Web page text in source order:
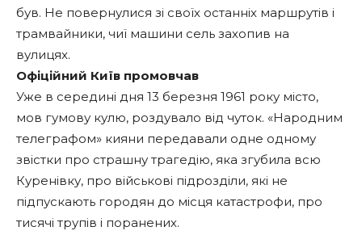
був. Не повернулися зі своїх останніх маршрутів і
трамвайники, чиї машини сель захопив на
вулицях.
Офіційний Київ промовчав
Уже в середині дня 13 березня 1961 року місто,
мов гумову кулю, роздувало від чуток. «Народним
телеграфом» кияни передавали одне одному
звістки про страшну трагедію, яка згубила всю
Куренівку, про військові підрозділи, які не
підпускають городян до місця катастрофи, про
тисячі трупів і поранених.